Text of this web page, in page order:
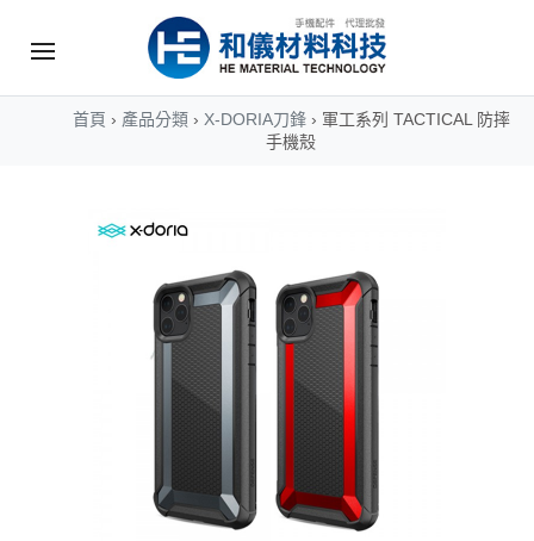
首頁 › 產品分類› X-DORIA刀鋒› 軍工系列 TACTICAL 防摔
手機殼